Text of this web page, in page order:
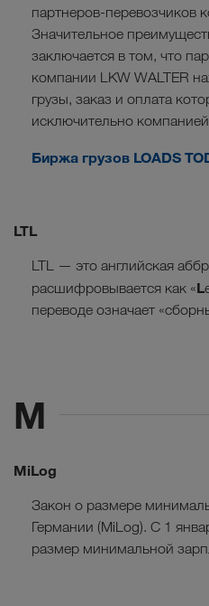
партнеров-перевозчиков
Значительное
заключается в том, что
компании LKW WALTER
грузы, заказ и оплата
исключительно
Биржа грузов LOADS
LTL
LTL — это английская
расшифровывается как «L
переводе означает
M
MiLog
Закон о размере
Германии (MiLog). С 1
размер минимальной